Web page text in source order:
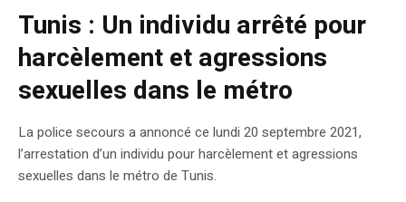
Tunis : Un individu arrêté pour
harcèlement et agressions
sexuelles dans le métro
La police secours a annoncé ce lundi 20 septembre 2021,
l’arrestation d’un individu pour harcèlement et agressions
sexuelles dans le métro de Tunis.